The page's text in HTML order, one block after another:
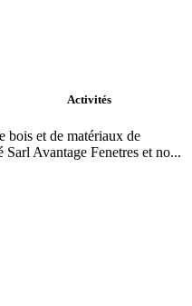
Activités
bois et de matériaux de
Avantage Fenetres et no...